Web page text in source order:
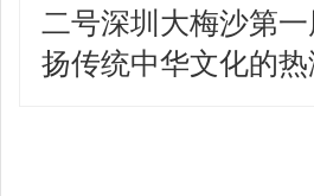
二号深圳大梅沙第
扬传统中华文化的